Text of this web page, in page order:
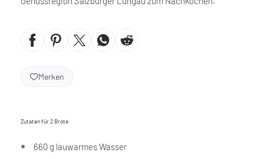
Merken
Zutaten für 2 Brote
660 g lauwarmes Wasser